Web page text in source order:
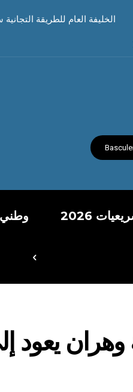
الخليفة العام للطريقة
قرعة الحج هذا السبت بمقرات
2026 وطني
وهران يعود